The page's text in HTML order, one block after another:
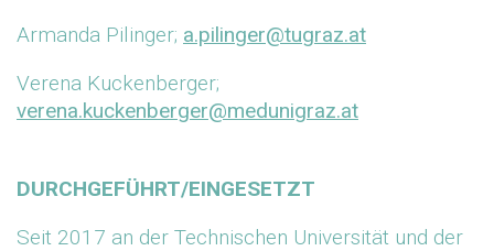
Armanda Pilinger; a.pilinger@tugraz.at
Verena Kuckenberger;
verena.kuckenberger@medunigraz.at
DURCHGEFÜHRT/EINGESETZT
Seit 2017 an der Technischen Universität und der